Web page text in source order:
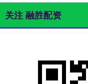
关注 融胜配资